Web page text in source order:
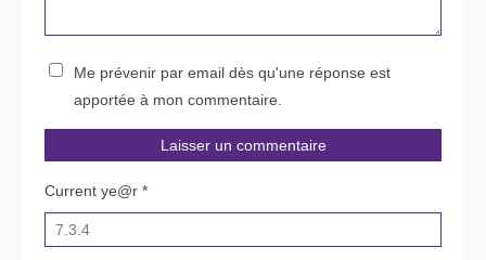
Me prévenir par email dès qu'une réponse est
apportée à mon commentaire.
Current ye@r *